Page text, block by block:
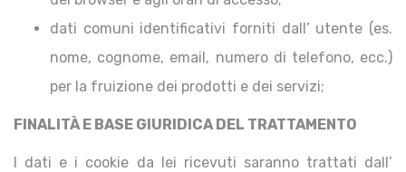
dati comuni identificativi forniti dall’ utente (es.
nome, cognome, email, numero di telefono, ecc.)
per la fruizione dei prodotti e dei servizi;
FINALITÀ E BASE GIURIDICA DEL TRATTAMENTO
I dati e i cookie da lei ricevuti saranno trattati dall’